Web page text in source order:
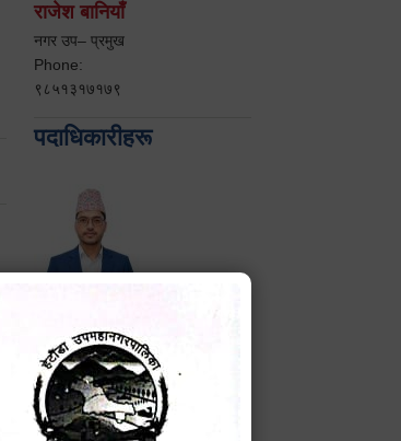
राजेश बानियाँ
नगर उप– प्रमुख
Phone:
९८५१३१७१७९
पदाधिकारीहरू
प्रमुख प्रशासकीय अधिकृत
Phone: 9855010111